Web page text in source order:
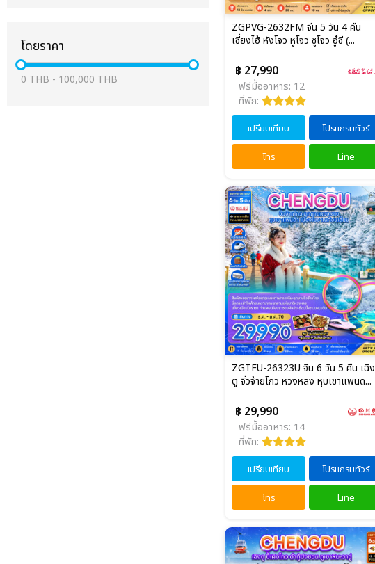
โดยราคา
0 THB - 100,000 THB
ZGPVG-2632FM จีน 5 วัน 4 คืน
เซี่ยงไฮ้ หังโจว หูโจว ซูโจว อู๋ซี (...
฿ 27,990
ฟรีมื้ออาหาร: 12
ที่พัก:
เปรียบเทียบ โปรแกรมทัวร์
โทร Line
ZGTFU-26323U จีน 6 วัน 5 คืน เฉิง
ตู จิ่วจ้ายโกว หวงหลง หุบเขาแพนด...
฿ 29,990
ฟรีมื้ออาหาร: 14
ที่พัก:
เปรียบเทียบ โปรแกรมทัวร์
โทร Line